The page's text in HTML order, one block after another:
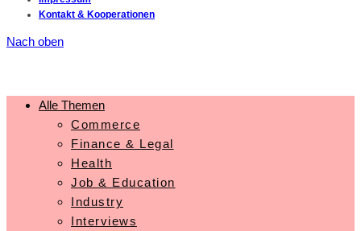
Kontakt & Kooperationen
Nach oben
Alle Themen
Commerce
Finance & Legal
Health
Job & Education
Industry
Interviews